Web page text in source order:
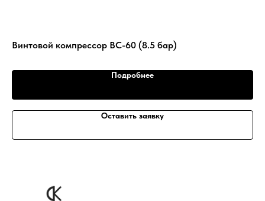
Винтовой компрессор ВС-60 (8.5 бар)
Подробнее
Оставить заявку